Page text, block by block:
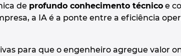
de profundo conhecimento técnico e
a IA é a ponte entre a eficiência
para que o engenheiro agregue valor